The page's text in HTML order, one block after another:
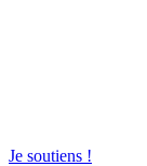
Je soutiens !